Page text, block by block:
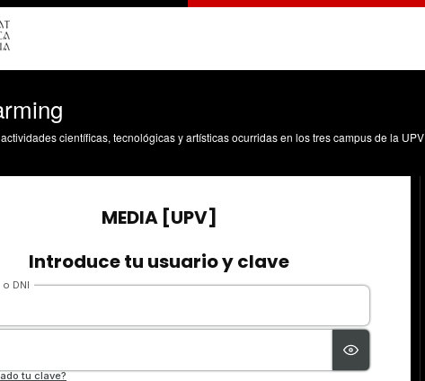
científicas, tecnológicas y artísticas ocurridas en los tres campus de la UPV